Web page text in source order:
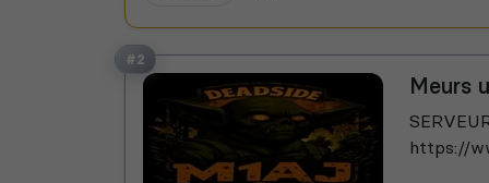
#2
Meurs
https://